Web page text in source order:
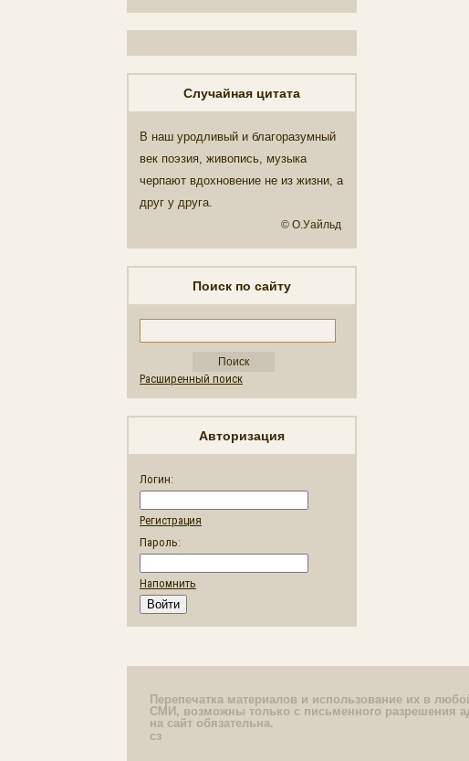
Случайная цитата
В наш уродливый и благоразумный
век поэзия, живопись, музыка
черпают вдохновение не из жизни, а
друг у друга.
© О.Уайльд
Поиск по сайту
Расширенный поиск
Авторизация
Логин:
Регистрация
Пароль:
Напомнить
Перепечатка материалов и использование их в
СМИ, возможны только с письменного разрешения
на сайт обязательна.
сз